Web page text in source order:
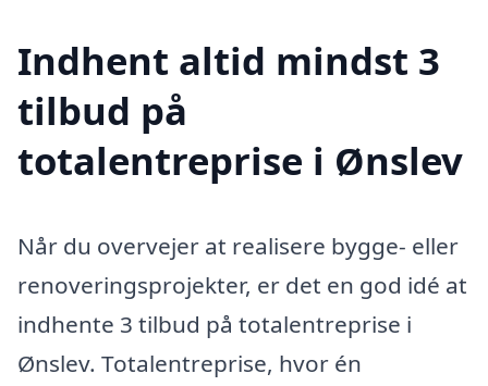
Indhent altid mindst 3
tilbud på
totalentreprise i Ønslev
Når du overvejer at realisere bygge- eller
renoveringsprojekter, er det en god idé at
indhente 3 tilbud på totalentreprise i
Ønslev. Totalentreprise, hvor én